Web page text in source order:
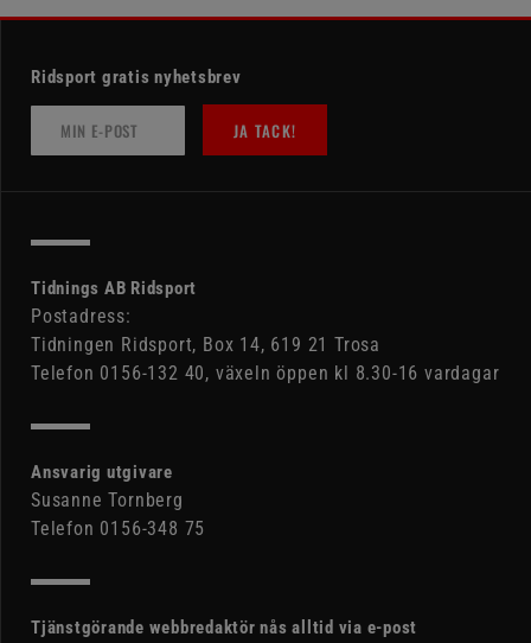
Ridsport gratis nyhetsbrev
JA TACK!
Tidnings AB Ridsport
Postadress:
Tidningen Ridsport, Box 14, 619 21 Trosa
Telefon 0156-132 40, växeln öppen kl 8.30-16 vardagar
Ansvarig utgivare
Susanne Tornberg
Telefon 0156-348 75
Tjänstgörande webbredaktör nås alltid via e-post